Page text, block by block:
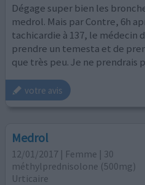
Dégage super bien les
medrol. Mais par Contre, 6h
tachicardie à 137, le médecin
prendre un temesta et de
que très peu. Je ne prendrais
votre avis
Medrol
12/01/2017 | Femme | 30
méthylprednisolone (500mg)
Urticaire